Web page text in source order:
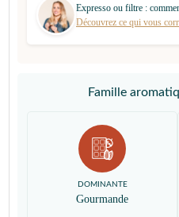
Expresso ou filtre :
Découvrez ce qui vous
Famille
DOMINANTE
Gourmande